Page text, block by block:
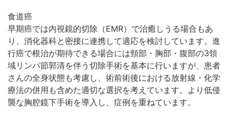
食道癌
早期癌では内視鏡的切除（EMR）で治癒しうる場合もあ
り、消化器科と密接に連携して適応を検討しています。進
行癌で根治が期待できる場合には頸部・胸部・腹部の3領
域リンパ節郭清を伴う切除手術を基本に行いますが、患者
さんの全身状態も考慮し、術前術後における放射線・化学
療法の併用も含めた適切な選択を考えています。より低侵
襲な胸腔鏡下手術を導入し、症例を重ねています。